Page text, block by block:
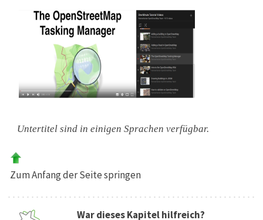
Untertitel sind in einigen Sprachen verfügbar.
Zum Anfang der Seite springen
War dieses Kapitel hilfreich?